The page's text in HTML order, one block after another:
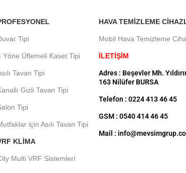
Tipi
Yöne Üflemeli Kaset Tipi
Tavan Tipi
Gizli Tavan Tipi
Tipi
için Asılı Tavan Tipi
KLIMA
Multi VRF Sistemleri
HAVA TEMIZLEME
Mobil Hava Temizleme
İLETİŞİM
Adres : Beşevler Mh.
163 Nilüfer BURSA
Telefon : 0224 413 46 45
GSM : 0540 414 46 45
Mail :